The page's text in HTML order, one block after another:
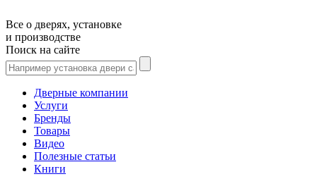
Все о дверях, установке
и производстве
Поиск на сайте
Дверные компании
Услуги
Бренды
Товары
Видео
Полезные статьи
Книги